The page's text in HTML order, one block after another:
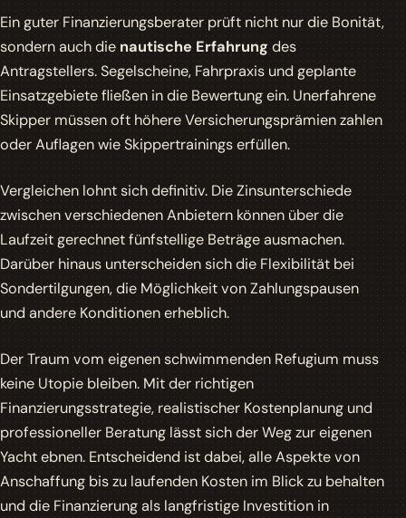
Ein guter Finanzierungsberater prüft nicht nur die Bonität,
sondern auch dienautische Erfahrungdes
Antragstellers. Segelscheine, Fahrpraxis und geplante
Einsatzgebiete fließen in die Bewertung ein. Unerfahrene
Skipper müssen oft höhere Versicherungsprämien zahlen
oder Auflagen wie Skippertrainings erfüllen.
Vergleichen lohnt sich definitiv. Die Zinsunterschiede
zwischen verschiedenen Anbietern können über die
Laufzeit gerechnet fünfstellige Beträge ausmachen.
Darüber hinaus unterscheiden sich die Flexibilität bei
Sondertilgungen, die Möglichkeit von Zahlungspausen
und andere Konditionen erheblich.
Der Traum vom eigenen schwimmenden Refugium muss
keine Utopie bleiben. Mit der richtigen
Finanzierungsstrategie, realistischer Kostenplanung und
professioneller Beratung lässt sich der Weg zur eigenen
Yacht ebnen. Entscheidend ist dabei, alle Aspekte von
Anschaffung bis zu laufenden Kosten im Blick zu behalten
und die Finanzierung als langfristige Investition in